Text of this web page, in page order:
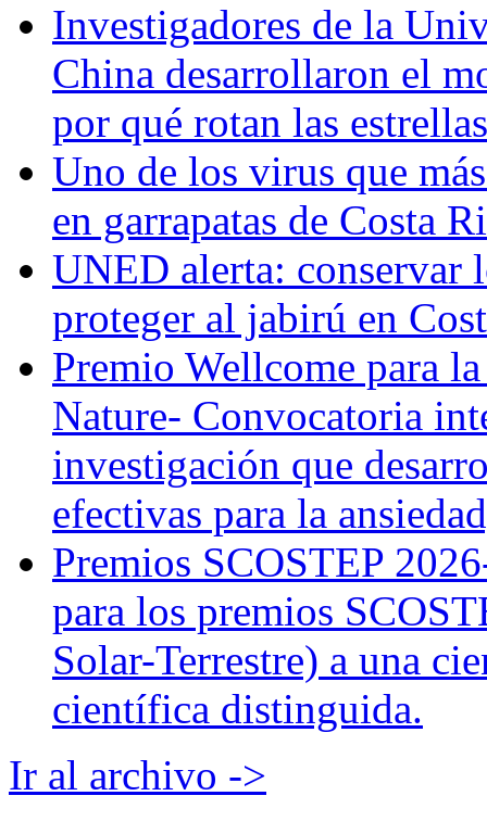
Investigadores de la
China desarrollaron el
por qué rotan las
Uno de los virus que
en garrapatas de Costa
UNED alerta: conservar
proteger al jabirú en
Premio Wellcome para
Nature- Convocatoria
investigación que
efectivas para la
Premios SCOSTEP
para los premios
Solar-Terrestre) a una
científica distinguida.
Ir al archivo ->